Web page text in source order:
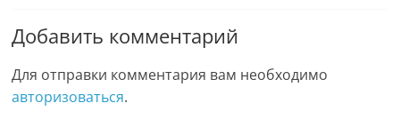
Добавить комментарий
Для отправки комментария вам необходимо
авторизоваться.